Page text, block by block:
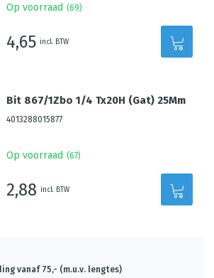
Op voorraad (69)
4,65 incl. BTW
Bit 867/1Zbo 1/4 Tx20H (Gat) 25Mm
4013288015877
Op voorraad (67)
2,88 incl. BTW
vanaf 75,- (m.u.v. lengtes)